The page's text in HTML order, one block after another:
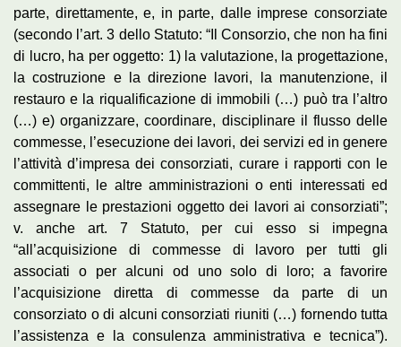
parte, direttamente, e, in parte, dalle imprese consorziate
(secondo l’art. 3 dello Statuto: “Il Consorzio, che non ha fini
di lucro, ha per oggetto: 1) la valutazione, la progettazione,
la costruzione e la direzione lavori, la manutenzione, il
restauro e la riqualificazione di immobili (…) può tra l’altro
(…) e) organizzare, coordinare, disciplinare il flusso delle
commesse, l’esecuzione dei lavori, dei servizi ed in genere
l’attività d’impresa dei consorziati, curare i rapporti con le
committenti, le altre amministrazioni o enti interessati ed
assegnare le prestazioni oggetto dei lavori ai consorziati”;
v. anche art. 7 Statuto, per cui esso si impegna
“all’acquisizione di commesse di lavoro per tutti gli
associati o per alcuni od uno solo di loro; a favorire
l’acquisizione diretta di commesse da parte di un
consorziato o di alcuni consorziati riuniti (…) fornendo tutta
l’assistenza e la consulenza amministrativa e tecnica”).